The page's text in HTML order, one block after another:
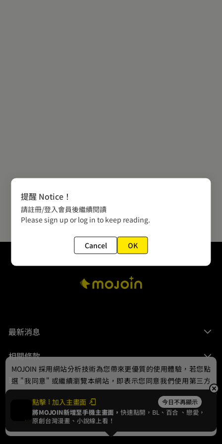
最新消息
相關條款
聯絡我們
© 2024 gamania Digital Entertainment Co., Ltd.
點擊 加入主畫面 今日不再顯示
將MOJOIN新增至手機主畫面，快速點開，BL、 百合 、戀愛，
原創台灣漫畫、小說線上看！
MOJOIN 採用網站分析技術為您帶來更優質的使用體驗，若您點
選 "我同意" 或繼續瀏覽本網站，即表示您同意我們使用第三方
Cookie，欲瞭解更多資訊請見隱私權政策。
我同意
提醒 Notice！
請註冊/登入會員後繼續閱讀
Please sign up or log in to keep reading.
Cancel OK